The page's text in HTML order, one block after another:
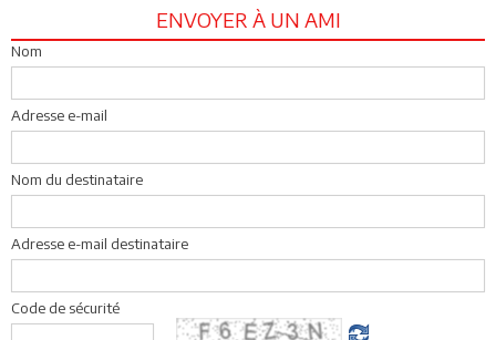
ENVOYER À UN AMI
Nom
Adresse e-mail
Nom du destinataire
Adresse e-mail destinataire
Code de sécurité